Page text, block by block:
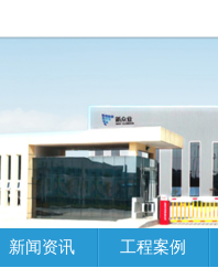
新闻资讯 工程案例